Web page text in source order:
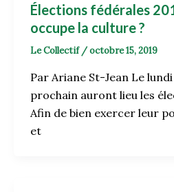
Élections fédérales
occupe la culture ?
Le Collectif /octobre 15, 2019
Par Ariane St-Jean Le
prochain auront lieu les
Afin de bien exercer leur
et